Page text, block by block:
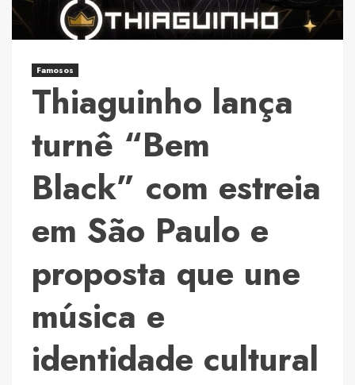
Rio
e
de
Paulo
Gustavo
espetáculo
Famosos
Thiaguinho lança
turnê “Bem
Black” com estreia
em São Paulo e
proposta que une
música e
identidade cultural